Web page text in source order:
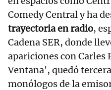
Comedy Central y ha
trayectoria en radio,
Cadena SER, donde
apariciones con Carles
Ventana', quedó
monólogos de la